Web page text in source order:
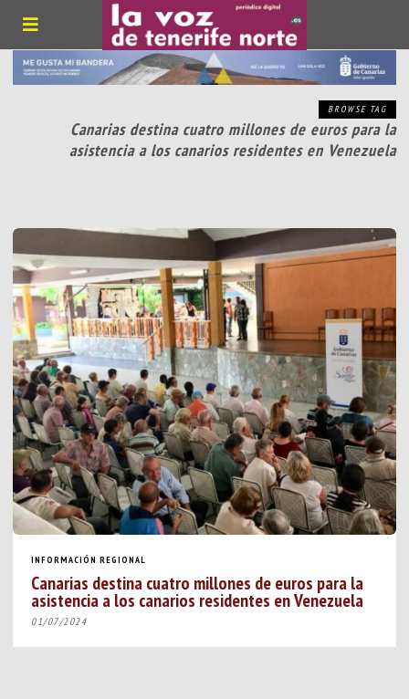
BROWSE TAG
Canarias destina cuatro millones de euros para la
asistencia a los canarios residentes en Venezuela
INFORMACIÓN REGIONAL
Canarias destina cuatro millones de euros para la
asistencia a los canarios residentes en Venezuela
01/07/2024